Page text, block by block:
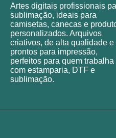
Artes digitais profissionais
sublimação, ideais para
camisetas, canecas e
personalizados. Arquivos
criativos, de alta qualidade e
prontos para impressão,
perfeitos para quem trabalha
com estamparia, DTF e
sublimação.